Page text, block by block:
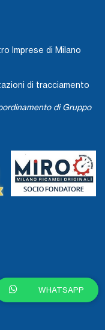
Imprese di Milano
di tracciamento
di Gruppo
WHATSAPP